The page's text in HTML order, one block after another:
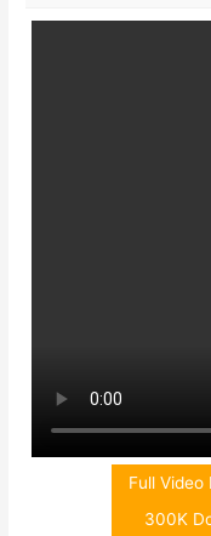
Full Video
300K